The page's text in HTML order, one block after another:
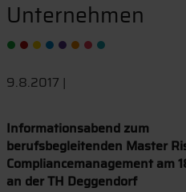
Unternehmen
9.8.2017 |
Informationsabend zum
berufsbegleitenden Master
Compliancemanagement am
an der TH Deggendorf